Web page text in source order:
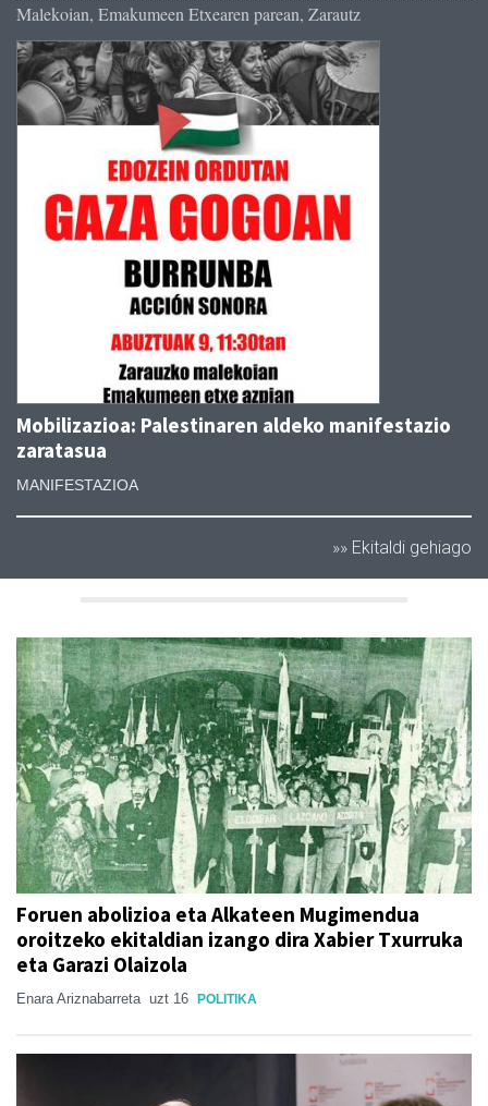
Malekoian, Emakumeen Etxearen parean, Zarautz
Mobilizazioa: Palestinaren aldeko manifestazio
zaratasua
MANIFESTAZIOA
»» Ekitaldi gehiago
Foruen abolizioa eta Alkateen Mugimendua
oroitzeko ekitaldian izango dira Xabier Txurruka
eta Garazi Olaizola
Enara Ariznabarreta uzt 16 POLITIKA